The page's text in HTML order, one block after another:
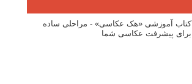
کتاب آموزشی «هک عکاسی» - مراحلی ساده
برای پیشرفت عکاسی شما